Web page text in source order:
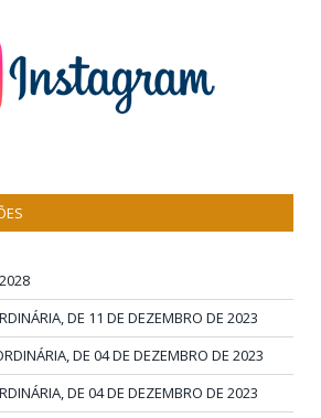
DE 11 DE DEZEMBRO DE 2023
DE 04 DE DEZEMBRO DE 2023
DE 04 DE DEZEMBRO DE 2023